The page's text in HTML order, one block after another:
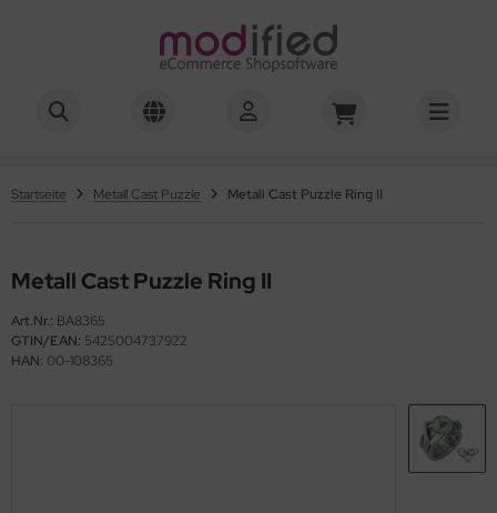
Startseite Metall Cast Puzzle Metall Cast Puzzle Ring II
Metall Cast Puzzle Ring II
Art.Nr.: BA8365
GTIN/EAN: 5425004737922
HAN: 00-108365
06
07